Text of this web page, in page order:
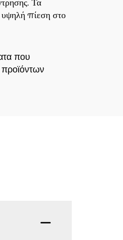
Τα
υψηλή πίεση στο
που
προϊόντων